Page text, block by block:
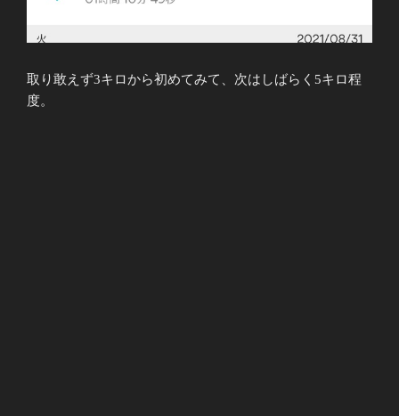
取り敢えず3キロから初めてみて、次はしばらく5キロ程
度。